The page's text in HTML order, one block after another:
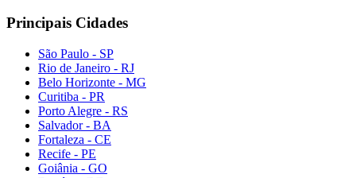
Principais Cidades
São Paulo - SP
Rio de Janeiro - RJ
Belo Horizonte - MG
Curitiba - PR
Porto Alegre - RS
Salvador - BA
Fortaleza - CE
Recife - PE
Goiânia - GO